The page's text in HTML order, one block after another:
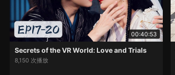
00:40:53
Secrets of the VR World: Love and Trials
8,150 次播放